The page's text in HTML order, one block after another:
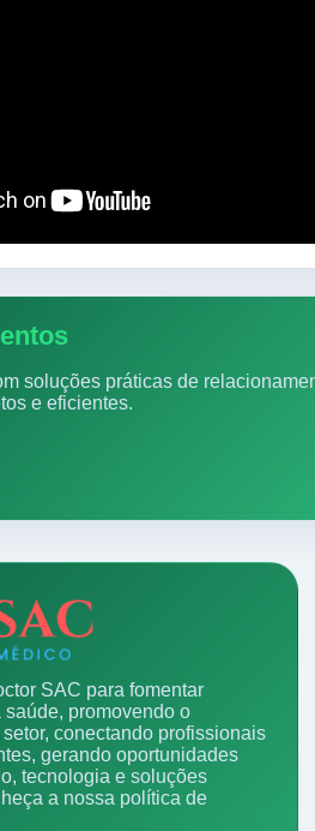
soluções práticas de
e eficientes.
SAC para fomentar
promovendo o
conectando profissionais
gerando oportunidades
tecnologia e soluções
a nossa política de